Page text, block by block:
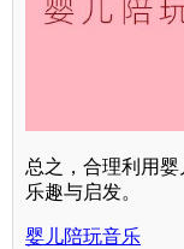
总之，合理利用
乐趣与启发。
婴儿陪玩音乐